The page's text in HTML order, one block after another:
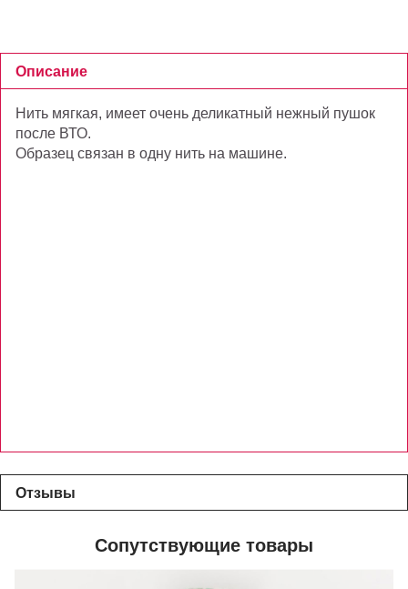
Описание
Нить мягкая, имеет очень деликатный нежный пушок
после ВТО.
Образец связан в одну нить на машине.
Отзывы
Сопутствующие товары